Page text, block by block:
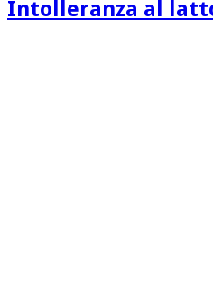
Intolleranza al